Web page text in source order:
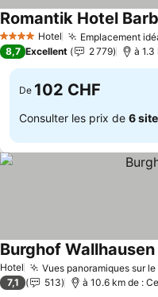
4 Étoiles Hotel Emplacement
Romantik Hotel
8,7 Excellent 2 779 à
De 102 CHF
Consulter les prix de 6
Hotel Vues panoramiques sur
Burghof Wallhausen
7,1 513 à 10.6 km de :